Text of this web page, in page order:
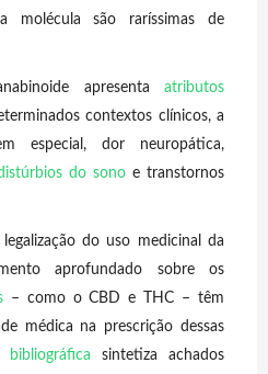
molécula são raríssimas de
apresenta
atributos
contextos clínicos, a
especial, dor neuropática,
do sono e transtornos
do uso medicinal da
aprofundado sobre os
– como o CBD e THC – têm
médica na prescrição dessas
bibliográfica
sintetiza achados